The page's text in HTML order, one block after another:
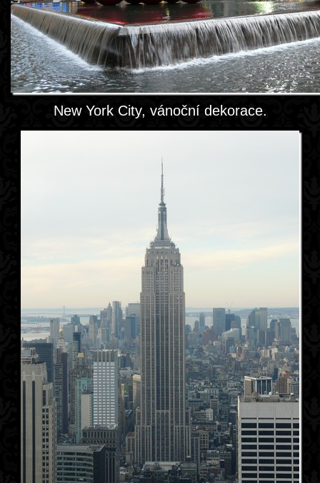
New York City, vánoční dekorace.